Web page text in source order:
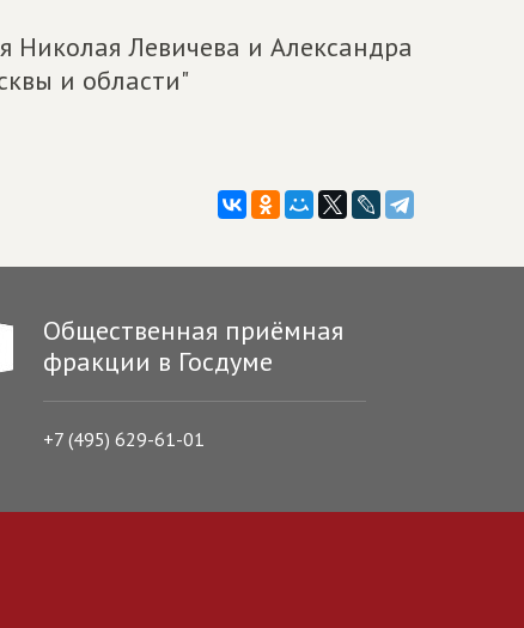
Николая Левичева и Александра
и области"
Общественная приёмная
фракции в Госдуме
+7 (495) 629-61-01